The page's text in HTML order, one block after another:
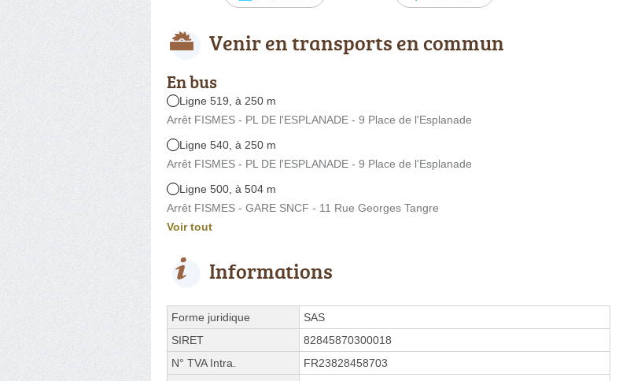
Venir en transports en commun
En bus
Ligne 519, à 250 m
Arrêt FISMES - PL DE l'ESPLANADE - 9 Place de l'Esplanade
Ligne 540, à 250 m
Arrêt FISMES - PL DE l'ESPLANADE - 9 Place de l'Esplanade
Ligne 500, à 504 m
Arrêt FISMES - GARE SNCF - 11 Rue Georges Tangre
Voir tout
Informations
Forme juridique
SAS
SIRET
82845870300018
N° TVA Intra.
FR23828458703